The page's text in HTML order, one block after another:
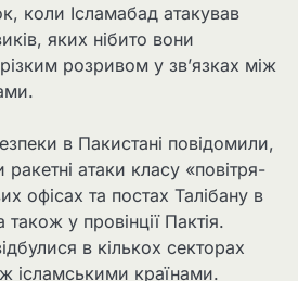
коли Ісламабад атакував
яких нібито вони
розривом у зв’язках між
в Пакистані повідомили,
атаки класу «повітря-
офісах та постах Талібану в
також у провінції Пактія.
в кількох секторах
ісламськими країнами.